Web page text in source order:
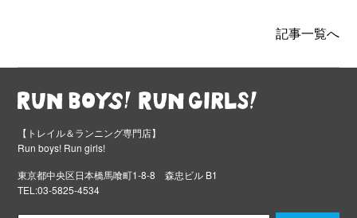
記事一覧へ
【トレイル＆ランニング専門店】
Run boys! Run girls!
東京都中央区日本橋馬喰町1-8-8 森忠ビル B1
TEL:03-5825-4534